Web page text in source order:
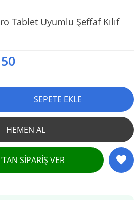
Tablet Uyumlu Şeffaf Kılıf
SIPARIŞ VER